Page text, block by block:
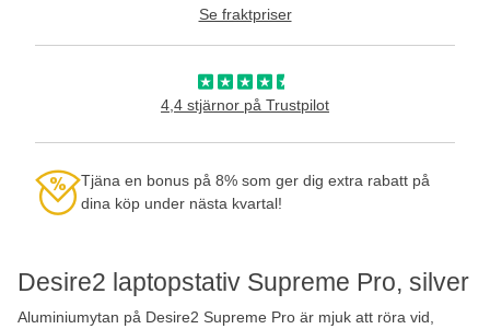
Desire2 laptopstativ Supreme Pro, silver
Aluminiumytan på Desire2 Supreme Pro är mjuk att röra vid,
Se fraktpriser
4,4 stjärnor på Trustpilot
Tjäna en bonus på 8% som ger dig extra rabatt på
dina köp under nästa kvartal!